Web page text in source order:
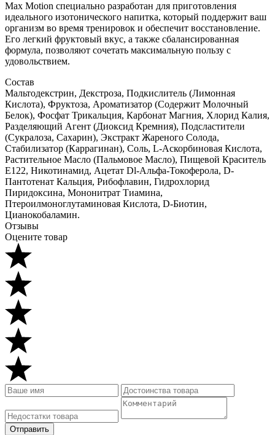
Max Motion специально разработан для приготовления
идеального изотонического напитка, который поддержит ваш
организм во время тренировок и обеспечит восстановление.
Его легкий фруктовый вкус, а также сбалансированная
формула, позволяют сочетать максимальную пользу с
удовольствием.
Состав
Мальтодекстрин, Декстроза, Под­кислитель (Лимонная
Кислота), Фруктоза, Аро­ма­ти­за­тор (Содержит Молочный
Белок), Фосфат Трикальция, Карбонат Маг­ния, Хлорид Калия,
Разделяющий Агент (Диоксид Крем­ния), Подсластители
(Сукралоза, Сахарин), Экстракт Жареного Солода,
Стабилизатор (Каррагинан), Соль, L-Аскорбиновая Кислота,
Расти­тель­ное Масло (Пальмовое Масло), Пищевой Краситель
E122, Никотинамид, Ацетат Dl-Альфа-Токоферола, D-
Пантотенат Каль­ция, Рибофлавин, Гидрохлорид
Пиридоксина, Мононитрат Тиамина,
Птероилмоноглутаминовая Кислота, D-Биотин,
Цианокобаламин.
Отзывы
Оцените товар